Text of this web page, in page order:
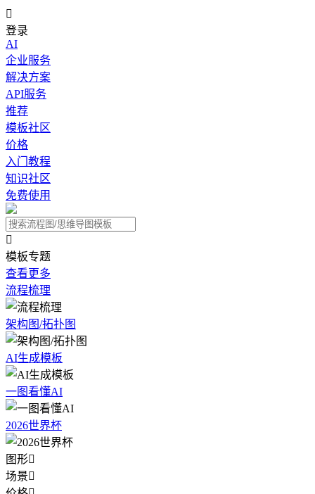

登录
AI
企业服务
解决方案
API服务
推荐
模板社区
价格
入门教程
知识社区
免费使用

模板专题
查看更多
流程梳理
架构图/拓扑图
AI生成模板
一图看懂AI
2026世界杯
图形
场景